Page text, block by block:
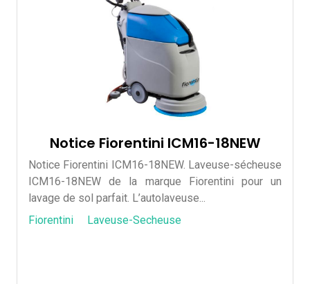
Notice Fiorentini ICM16-18NEW
Notice Fiorentini ICM16-18NEW. Laveuse-sécheuse
ICM16-18NEW de la marque Fiorentini pour un
lavage de sol parfait. L’autolaveuse...
Fiorentini
Laveuse-Secheuse